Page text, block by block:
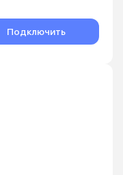
Подключить